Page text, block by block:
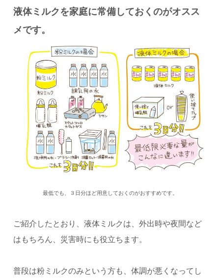
液体ミルクを家庭に常備しておくのがオスス
メです。
最低でも、３日分ほど用意しておくのがおすすめです。
ご紹介したとおり、液体ミルクは、外出時や夜間など
はもちろん、災害時にも役立ちます。
普段は粉ミルクのみという方も、体調が悪くなってし